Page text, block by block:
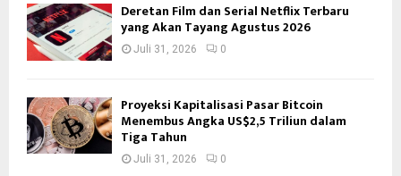
Deretan Film dan Serial Netflix Terbaru
yang Akan Tayang Agustus 2026
Juli 31, 2026 0
Proyeksi Kapitalisasi Pasar Bitcoin
Menembus Angka US$2,5 Triliun dalam
Tiga Tahun
Juli 31, 2026 0